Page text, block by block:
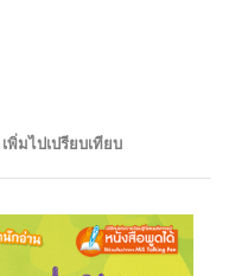
เพิ่มไปเปรียบเทียบ